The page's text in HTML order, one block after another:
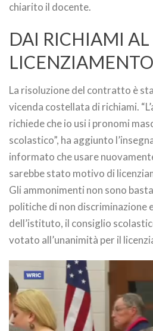
chiarito il docente.
DAI RICHIAMI AL
LICENZIAMENTO
La risoluzione del contratto è
vicenda costellata di richiami.
richiede che io usi i pronomi
scolastico”, ha aggiunto
informato che usare
sarebbe stato motivo di
Gli ammonimenti non sono
politiche di non discriminazione
dell’istituto, il consiglio
votato all’unanimità per il